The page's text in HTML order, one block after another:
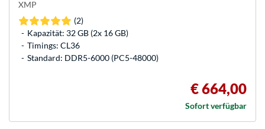
XMP
(2)
Kapazität: 32 GB (2x 16 GB)
Timings: CL36
Standard: DDR5-6000 (PC5-48000)
€ 664,00
Sofort verfügbar